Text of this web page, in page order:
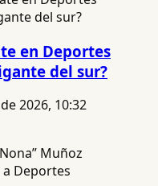
en Deportes
del sur?
2026, 10:32